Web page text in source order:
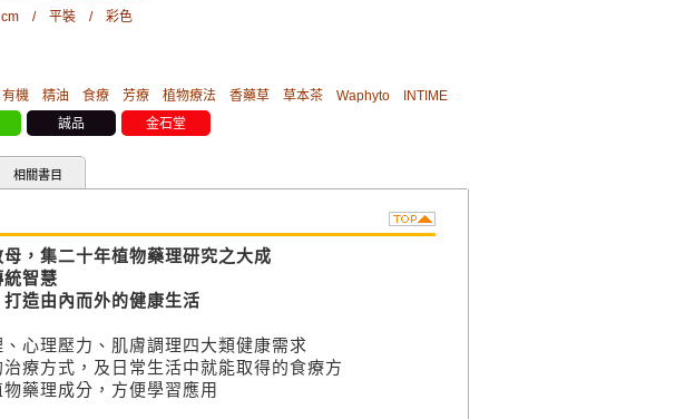
cm / 平裝 / 彩色
有機 精油 食療 芳療 植物療法 香藥草 草本茶 Waphyto
INTIME
誠品 金石堂
相關書目
，集二十年植物藥理研究之大成
智慧
造由內而外的健康生活
心理壓力、肌膚調理四大類健康需求
療方式，及日常生活中就能取得的食療方
藥理成分，方便學習應用